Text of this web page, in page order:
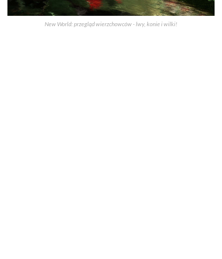
New World: przegląd wierzchowców - lwy, konie i wilki!